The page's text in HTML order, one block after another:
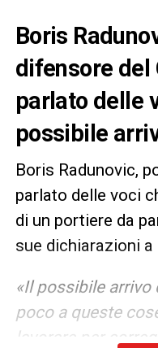
Boris
difensore del
parlato delle
possibile
Boris Radunovic,
parlato delle voci
di un portiere da
sue dichiarazioni
«Il possibile arrivo
poco a queste
lavorare per